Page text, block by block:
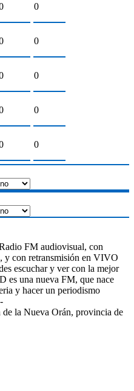
0
0
0
0
0
FM audiovisual, con
y con retransmisión en VIVO
escuchar y ver con la mejor
es una nueva FM, que nace
y hacer un periodismo
de la Nueva Orán, provincia de